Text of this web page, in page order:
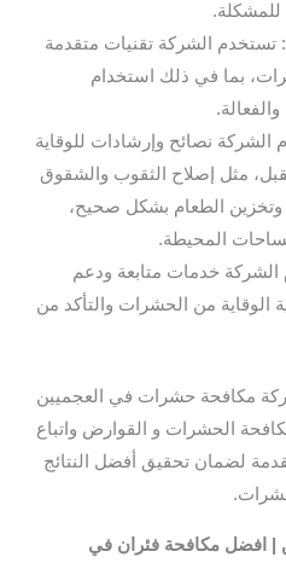
للمشكلة.
تستخدم الشركة تقنيات متقدمة
بما في ذلك استخدام
الشركة نصائح وإرشادات للوقاية
مثل إصلاح الثقوب والشقوق
وتخزين الطعام بشكل صحيح،
المحيطة.
الشركة خدمات متابعة ودعم
من الحشرات والتأكد من
مكافحة حشرات في العجميين
الحشرات و القوارض واتباع
لضمان تحقيق أفضل النتائج
| افضل مكافحة فئران في